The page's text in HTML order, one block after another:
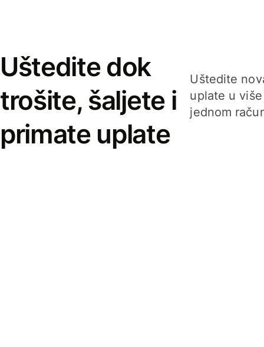
Uštedite dok
trošite, šaljete i
primate uplate
Uštedite
uplate u
jednom